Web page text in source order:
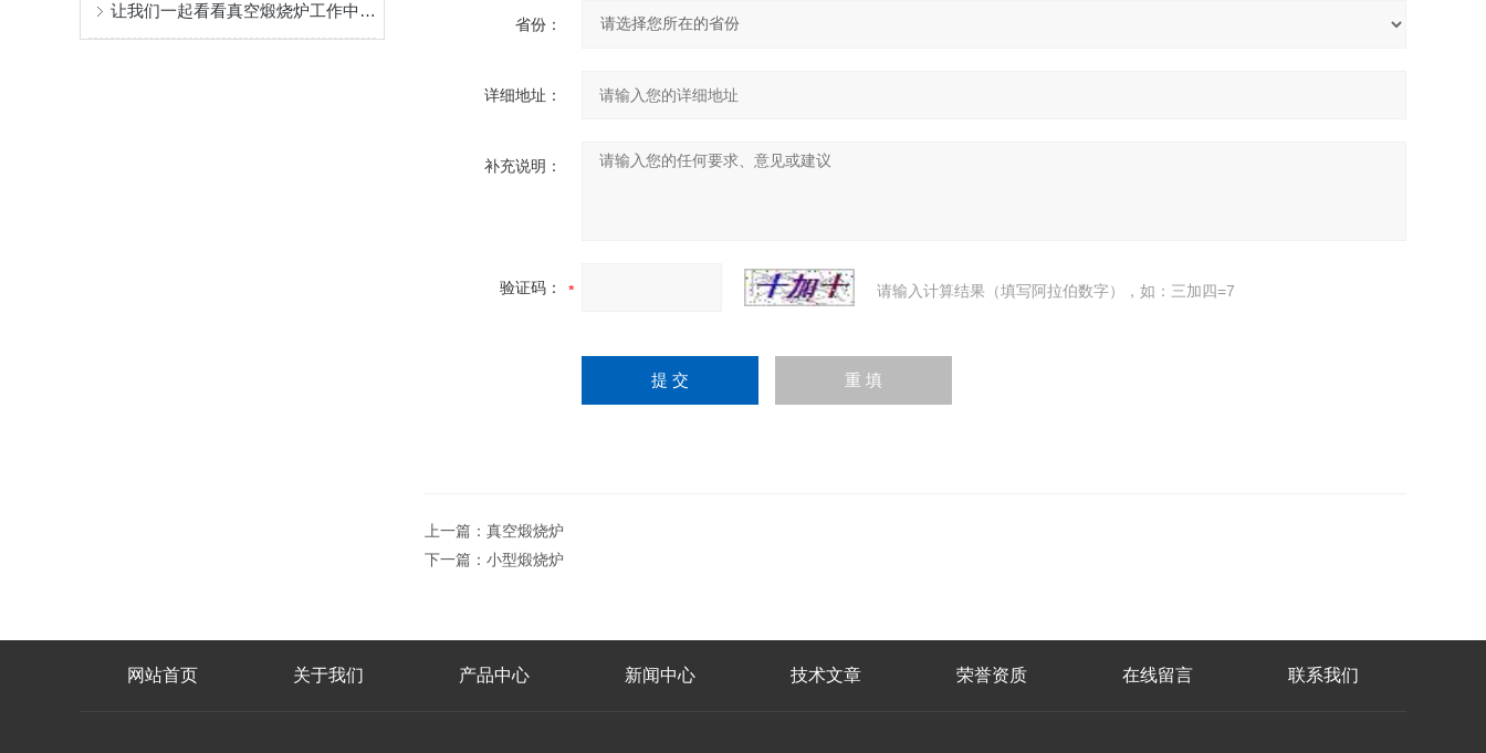
让我们一起看看真空煅烧炉工作中有时被忽视的问题
省份：
详细地址：
补充说明：
验证码： 请输入计算结果（填写阿拉伯数字），如：三加四=7
上一篇： 真空煅烧炉
下一篇： 小型煅烧炉
网站首页 关于我们 产品中心 新闻中心 技术文章 荣誉资质 在线留言 联系我们